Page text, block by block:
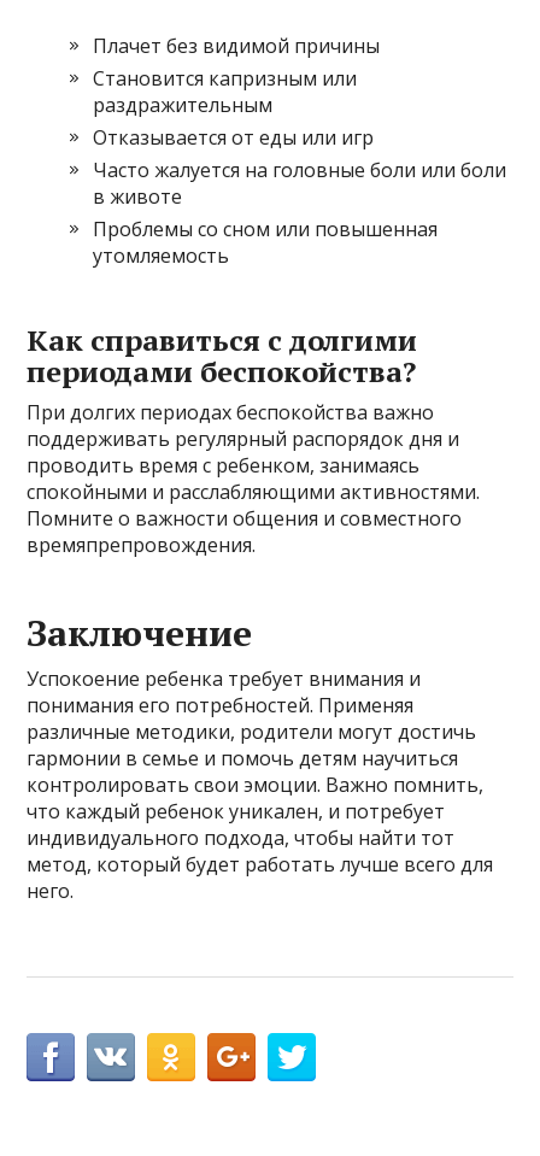
Плачет без видимой причины
Становится капризным или
раздражительным
Отказывается от еды или игр
Часто жалуется на головные боли или боли
в животе
Проблемы со сном или повышенная
утомляемость
Как справиться с долгими
периодами беспокойства?
При долгих периодах беспокойства важно
поддерживать регулярный распорядок дня и
проводить время с ребенком, занимаясь
спокойными и расслабляющими активностями.
Помните о важности общения и совместного
времяпрепровождения.
Заключение
Успокоение ребенка требует внимания и
понимания его потребностей. Применяя
различные методики, родители могут достичь
гармонии в семье и помочь детям научиться
контролировать свои эмоции. Важно помнить,
что каждый ребенок уникален, и потребует
индивидуального подхода, чтобы найти тот
метод, который будет работать лучше всего для
него.